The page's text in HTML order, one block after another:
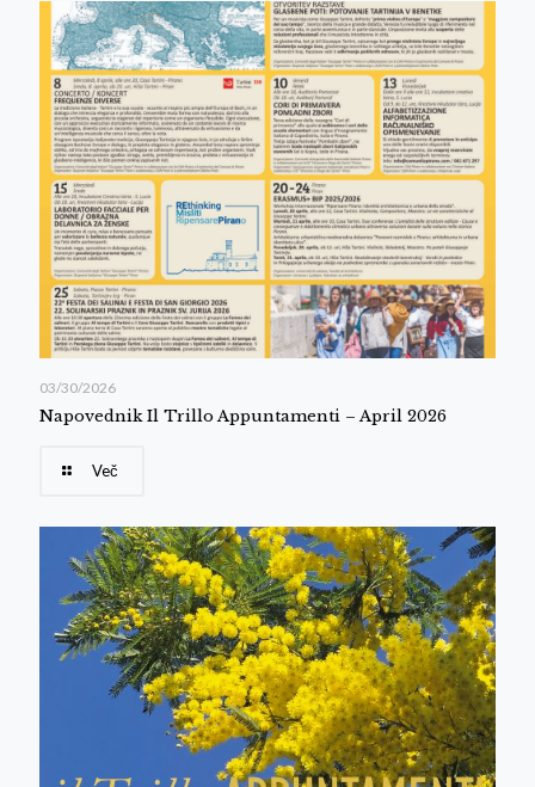
03/30/2026
Napovednik Il Trillo Appuntamenti – April 2026
Več